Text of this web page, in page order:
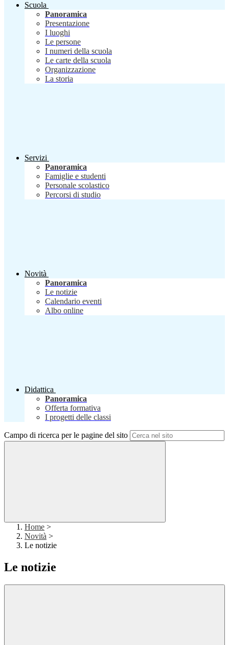
Scuola
Panoramica
Presentazione
I luoghi
Le persone
I numeri della scuola
Le carte della scuola
Organizzazione
La storia
Servizi
Panoramica
Famiglie e studenti
Personale scolastico
Percorsi di studio
Novità
Panoramica
Le notizie
Calendario eventi
Albo online
Didattica
Panoramica
Offerta formativa
I progetti delle classi
Campo di ricerca per le pagine del sito
Home >
Novità >
Le notizie
Le notizie